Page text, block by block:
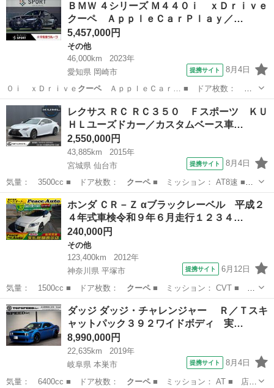
ＢＭＷ ４シリーズ Ｍ４４０ｉ ｘＤｒｉｖｅ
クーペ ＡｐｐｌｅＣａｒＰｌａｙ／…
5,457,000円
その他
46,000km
2023年
愛知県 岡崎市
提携サイト 8月4日
０ｉ ｘＤｒｉｖｅ クーペ ＡｐｐｌｅＣａｒ… ■ ドア枚数： ク
ーペ■ ミッション：…
愛知 岡崎市 その他
レクサス ＲＣ ＲＣ３５０ Ｆスポーツ ＫＵ
ＨＬユーズドカー／カスタムベース車…
2,550,000円
43,885km
2015年
宮城県 仙台市
提携サイト 8月4日
気量： 3500cc ■ ドア枚数： クーペ■ ミッション： AT8速 ■
店舗…
宮城 仙台市 レクサス
ホンダ ＣＲ－Ｚ αブラックレーベル 平成２
４年式車検令和９年６月走行１２３４…
240,000円
その他
123,400km
2012年
神奈川県 平塚市
提携サイト 6月12日
気量： 1500cc ■ ドア枚数： クーペ■ ミッション： CVT ■ 店
舗P…
神奈川 平塚市 その他
ダッジ ダッジ・チャレンジャー Ｒ／Ｔスキ
ャットパック３９２ワイドボディ 実…
8,990,000円
22,635km
2019年
岐阜県 本巣市
提携サイト 8月4日
気量： 6400cc ■ ドア枚数： クーペ■ ミッション： AT ■ 店舗